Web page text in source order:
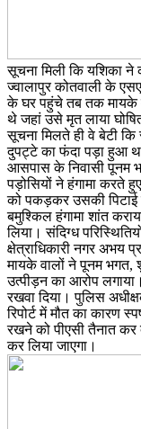
सूचना मिली कि यशिका
ज्वालापुर कोतवाली के
के घर पहुंचे तब तक मायके
थे जहां उसे मृत लाया
सूचना मिलते ही वे बेटी
दुपट्टे का फंदा पड़ा हुआ
आसपास के निवासी पूनम
पड़ोसियों ने हंगामा करते
को पकड़कर उसकी पिटाई
बमुश्किल हंगामा शांत
लिया। संदिग्ध
क्षेत्राधिकारी नगर अभय
मायके वालों ने पूनम भगत,
उत्पीड़न का आरोप
रखवा दिया। पुलिस
रिपोर्ट में मौत का कारण
रखने को पीएसी तैनात कर
कर लिया जाएगा।